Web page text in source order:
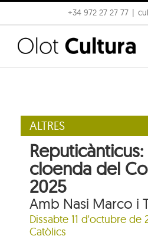
to
content
+34 972 27 27 77
ALTRES
cloenda del
2025
Amb Nasi Marco i
Dissabte 11 d'octubre de
Catòlics